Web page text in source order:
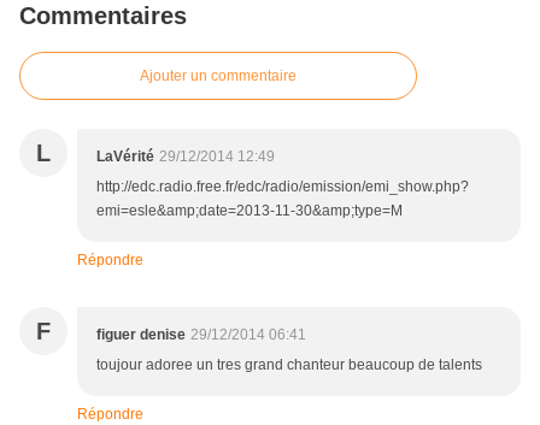
Commentaires
Ajouter un commentaire
L LaVérité 29/12/2014 12:49
http://edc.radio.free.fr/edc/radio/emission/emi_show.php?
emi=esle&amp;date=2013-11-30&amp;type=M
Répondre
F figuer denise 29/12/2014 06:41
toujour adoree un tres grand chanteur beaucoup de talents
Répondre